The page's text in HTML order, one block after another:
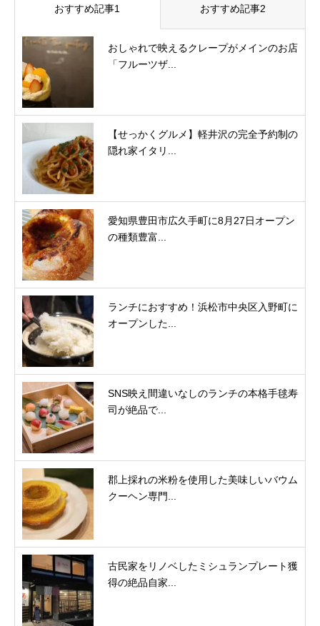
おすすめ記事1 おすすめ記事2
おしゃれで映えるクレープがメインのお店
「フルーツザ...
【せっかくグルメ】軽井沢の完全予約制の
隠れ家イタリ...
愛知県豊田市広久手町に8月27日オープン
の種類豊富...
ランチにおすすめ！浜松市中央区入野町に
オープンした...
SNS映え間違いなしのランチの本格手毬寿
司が絶品で...
郡上採れの米粉を使用した美味しいバウム
クーヘン専門...
古民家をリノベしたミシュランプレート獲
得の絶品自家...